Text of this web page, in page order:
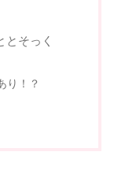
とそっく
り！？